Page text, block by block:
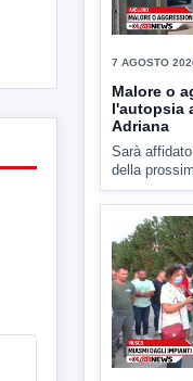
Malore o
l'autopsia
Sarà
della
7 AGOSTO
Miasmi